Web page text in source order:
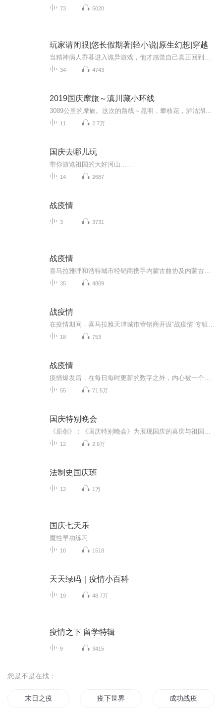
73 5020
玩家请闭眼|悠长假期著|轻小说|原生幻想|穿越
34 4743
2019国庆摩旅～滇川藏小环线
11 2.7万
国庆去哪儿玩
带你游览祖国的大好河山……
14 2687
战疫情
3 3731
战疫情
35 4809
战疫情
18 753
战疫情
55 71.5万
国庆特别晚会
12 2.9万
法制史国庆班
12 1万
国庆七天乐
魔性早功练习
10 1518
天天绿码｜疫情小百科
19 48.7万
疫情之下 留学特辑
9 3415
您是不是在找：
末日之疫 疫下世界 成功战疫